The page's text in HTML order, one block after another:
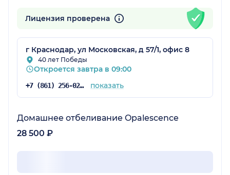
Лицензия проверена
г Краснодар, ул Московская, д 57/1, офис 8
40 лет Победы
Откроется завтра в 09:00
+7 (861) 256-02-81 показать
Домашнее отбеливание Opalescence
28 500 ₽